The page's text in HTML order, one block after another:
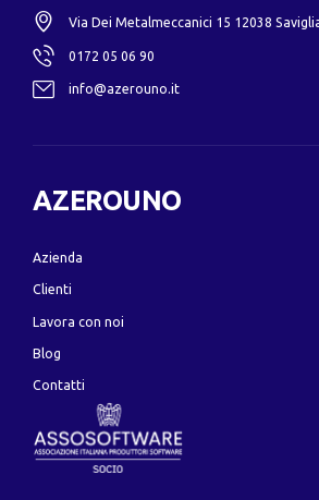
Via Dei Metalmeccanici 15 12038
0172 05 06 90
info@azerouno.it
AZEROUNO
Azienda
Clienti
Lavora con noi
Blog
Contatti